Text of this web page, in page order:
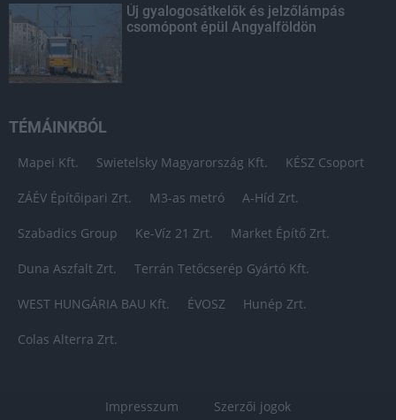
Új gyalogosátkelők és jelzőlámpás
csomópont épül Angyalföldön
TÉMÁINKBÓL
Mapei Kft. Swietelsky Magyarország Kft. KÉSZ Csoport
ZÁÉV Építőipari Zrt. M3-as metró A-Híd Zrt.
Szabadics Group Ke-Víz 21 Zrt. Market Építő Zrt.
Duna Aszfalt Zrt. Terrán Tetőcserép Gyártó Kft.
WEST HUNGÁRIA BAU Kft. ÉVOSZ Hunép Zrt.
Colas Alterra Zrt.
Impresszum
Szerzői jogok